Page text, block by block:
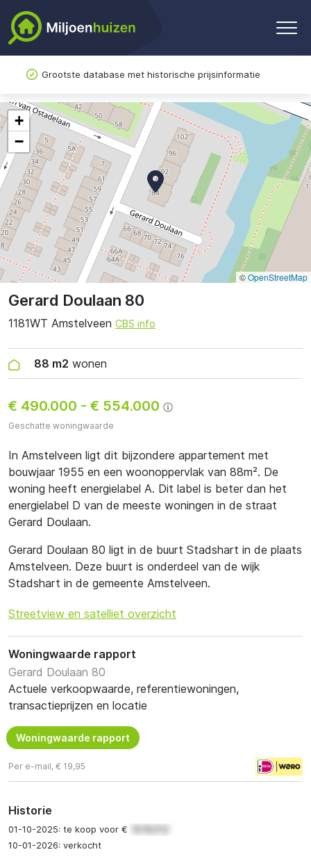
Grootste database met historische prijsinformatie
Gerard Doulaan 80
1181WT Amstelveen CBS info
88 m2 wonen
€ 490.000 - € 554.000
Geschatte woningwaarde
In Amstelveen ligt dit bijzondere appartement met
bouwjaar 1955 en een woonoppervlak van 88m². De
woning heeft energielabel A. Dit label is beter dan het
energielabel D van de meeste woningen in de straat
Gerard Doulaan.
Gerard Doulaan 80 ligt in de buurt Stadshart in de plaats
Amstelveen. Deze buurt is onderdeel van de wijk
Stadshart in de gemeente Amstelveen.
Streetview en satelliet overzicht
Woningwaarde rapport
Gerard Doulaan 80
Actuele verkoopwaarde, referentiewoningen,
transactieprijzen en locatie
Woningwaarde rapport
Per e-mail, € 19,95
Historie
01-10-2025: te koop voor €
10-01-2026: verkocht
+
−
©OpenStreetMap